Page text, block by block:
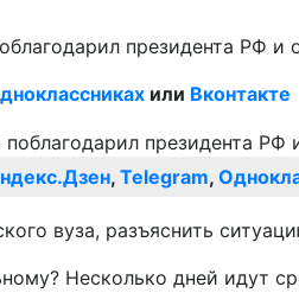
президента РФ и
или Вконтакте
, Telegram,
вуза, разъяснить
Несколько дней идут